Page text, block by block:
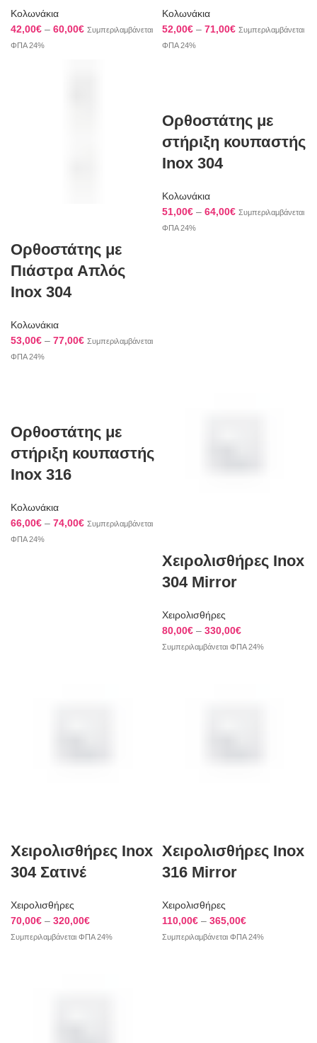
Κολωνάκια
42,00€ – 60,00€Price
Συμπεριλαμβάνεται
ΦΠΑ 24%
Κολωνάκια
52,00€ – 71,00€Price
Συμπεριλαμβάνεται
ΦΠΑ 24%
Ορθοστάτης με
Πιάστρα Απλός
Inox 304
Κολωνάκια
53,00€ – 77,00€Price
Συμπεριλαμβάνεται
ΦΠΑ 24%
Ορθοστάτης με
στήριξη κουπαστής
Inox 304
Κολωνάκια
51,00€ – 64,00€Price
Συμπεριλαμβάνεται
ΦΠΑ 24%
Ορθοστάτης με
στήριξη κουπαστής
Inox 316
Κολωνάκια
66,00€ – 74,00€Price
Συμπεριλαμβάνεται
ΦΠΑ 24%
Χειρολισθήρες Inox
304 Mirror
Χειρολισθήρες
80,00€ – 330,00€Price
range:
Συμπεριλαμβάνεται ΦΠΑ 24%
Χειρολισθήρες Inox
304 Σατινέ
Χειρολισθήρες
70,00€ – 320,00€Price
range:
Συμπεριλαμβάνεται ΦΠΑ 24%
Χειρολισθήρες Inox
316 Mirror
Χειρολισθήρες
110,00€ – 365,00€Price
range:
Συμπεριλαμβάνεται ΦΠΑ 24%